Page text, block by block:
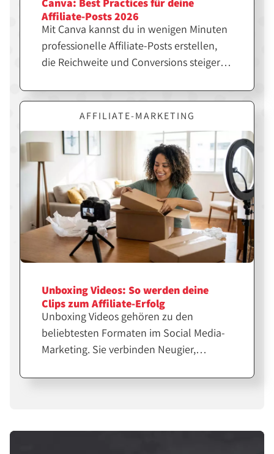
Canva: Best Practices für deine
Affiliate-Posts 2026
Mit Canva kannst du in wenigen Minuten
professionelle Affiliate-Posts erstellen,
die Reichweite und Conversions steigern.
Design, sondern die richtige Strategie
dahinter. Erfahre hier, wie du Canva
gezielt für erfolgreiche Affiliate-Inhalte
einsetzt.
AFFILIATE-MARKETING
Unboxing Videos: So werden deine
Clips zum Affiliate-Erfolg
Unboxing Videos gehören zu den
beliebtesten Formaten im Social Media-
Marketing. Sie verbinden Neugier,
Für Affiliates und Creator sind sie eine